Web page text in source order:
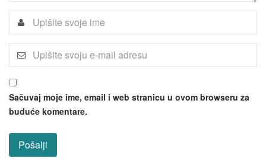
Sačuvaj moje ime, email i web stranicu u ovom browseru za
buduće komentare.